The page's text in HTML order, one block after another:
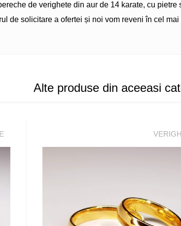
de verighete din aur de 14 karate, cu pietre
de solicitare a ofertei și noi vom reveni în cel
Alte produse din aceeasi